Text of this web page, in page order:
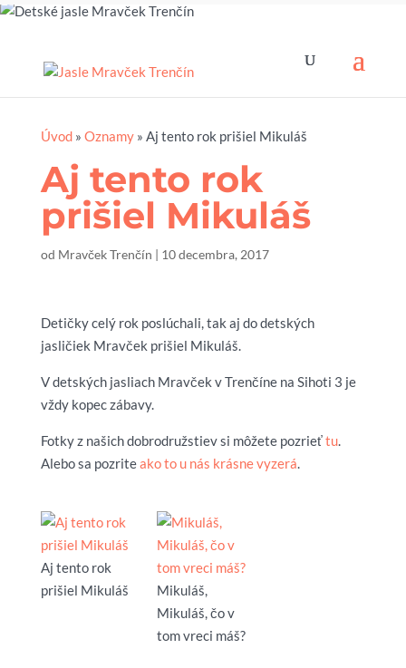
Úvod» Oznamy» Aj tento rok prišiel Mikuláš
Aj tento rok
prišiel Mikuláš
od Mravček Trenčín | 10 decembra, 2017
Detičky celý rok poslúchali, tak aj do detských
jasličiek Mravček prišiel Mikuláš.
V detských jasliach Mravček v Trenčíne na Sihoti 3 je
vždy kopec zábavy.
Fotky z našich dobrodružstiev si môžete pozrieťtu.
Alebo sa pozriteako to u nás krásne vyzerá.
Aj tento rok
prišiel Mikuláš
Mikuláš,
Mikuláš, čo v
tom vreci máš?